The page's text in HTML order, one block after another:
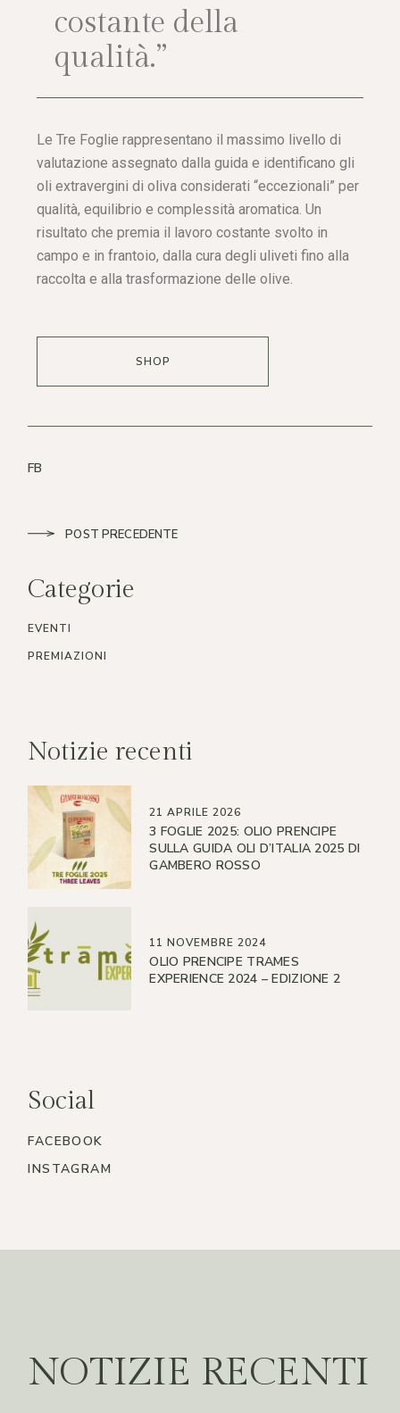
costante della
qualità.”
Le Tre Foglie rappresentano il massimo livello di
valutazione assegnato dalla guida e identificano gli
oli extravergini di oliva considerati “eccezionali” per
qualità, equilibrio e complessità aromatica. Un
risultato che premia il lavoro costante svolto in
campo e in frantoio, dalla cura degli uliveti fino alla
raccolta e alla trasformazione delle olive.
SHOP
FB
POST PRECEDENTE
Categorie
EVENTI
PREMIAZIONI
Notizie recenti
21 APRILE 2026
3 FOGLIE 2025: OLIO PRENCIPE
SULLA GUIDA OLI D’ITALIA 2025 DI
GAMBERO ROSSO
11 NOVEMBRE 2024
OLIO PRENCIPE TRAMES
EXPERIENCE 2024 – EDIZIONE 2
Social
FACEBOOK
INSTAGRAM
NOTIZIE RECENTI